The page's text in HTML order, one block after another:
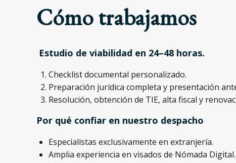
Cómo trabajamos
Estudio de viabilidad en 24–48 horas.
Checklist documental personalizado.
Preparación jurídica completa y presentación
Resolución, obtención de TIE, alta fiscal y
Por qué confiar en nuestro despacho
Especialistas exclusivamente en extranjería.
Amplia experiencia en visados de Nómada Digital.